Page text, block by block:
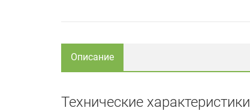
Описание
Технические характеристики